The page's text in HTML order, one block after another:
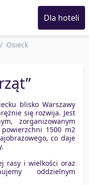
Dla hoteli
Osieck
blisko Warszawy
się rozwija. Jest
zorganizowanym
1500 m2
co daje
rasy i wielkości oraz
oddzielnym